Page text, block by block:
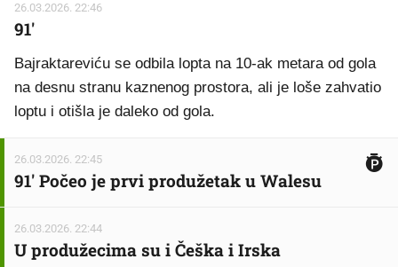
26.03.2026. 22:46
91'
Bajraktareviću se odbila lopta na 10-ak metara od gola
na desnu stranu kaznenog prostora, ali je loše zahvatio
loptu i otišla je daleko od gola.
26.03.2026. 22:45
91' Počeo je prvi produžetak u Walesu
26.03.2026. 22:44
U produžecima su i Češka i Irska